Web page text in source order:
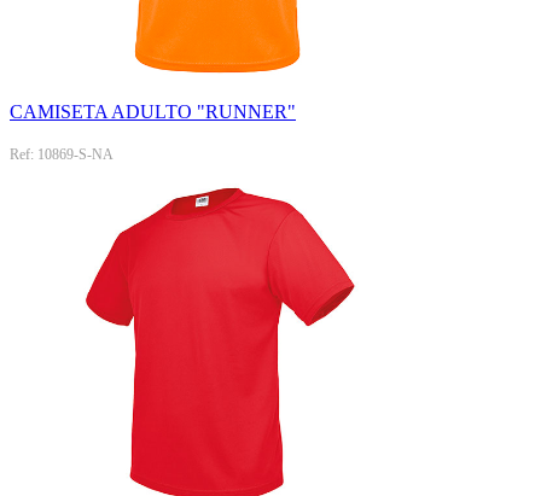
CAMISETA ADULTO "RUNNER"
Ref: 10869-S-NA